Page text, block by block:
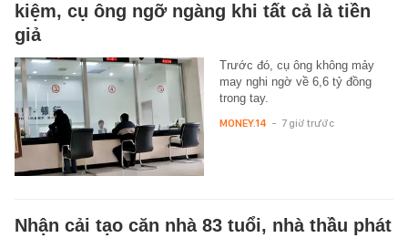
kiệm, cụ ông ngỡ ngàng khi tất cả là tiền
giả
Trước đó, cụ ông không mảy
may nghi ngờ về 6,6 tỷ đồng
trong tay.
MONEY.14 - 7 giờ trước
Nhận cải tạo căn nhà 83 tuổi, nhà thầu phát